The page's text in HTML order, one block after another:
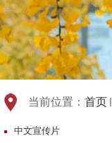
当前位置： 首页
中文宣传片